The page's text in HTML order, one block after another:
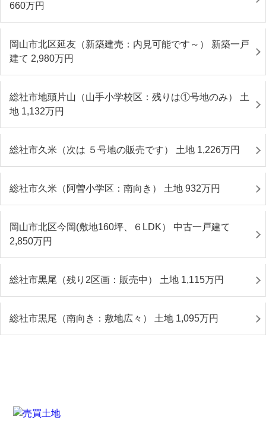
660万円
岡山市北区延友（新築建売：内見可能です～） 新築一戸
建て 2,980万円
総社市地頭片山（山手小学校区：残りは①号地のみ） 土
地 1,132万円
総社市久米（次は ５号地の販売です） 土地 1,226万円
総社市久米（阿曽小学区：南向き） 土地 932万円
岡山市北区今岡(敷地160坪、６LDK） 中古一戸建て
2,850万円
総社市黒尾（残り2区画：販売中） 土地 1,115万円
総社市黒尾（南向き：敷地広々） 土地 1,095万円